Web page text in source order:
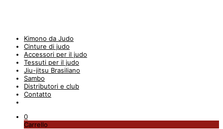
Kimono da Judo
Cinture di judo
Accessori per il judo
Tessuti per il judo
Jiu-jitsu Brasiliano
Sambo
Distributori e club
Contatto
0
Carrello